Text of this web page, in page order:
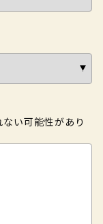
い可能性があり